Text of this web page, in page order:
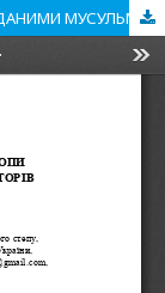
БОЛГАРИ БАЛКАН ТА СХІДНОЇ ЄВРОПИ ЗА ДАНИМИ МУСУЛЬМАНСЬКИХ АВТОРІВ РАННЬОГО СЕРЕДНЬОВІЧЧЯ